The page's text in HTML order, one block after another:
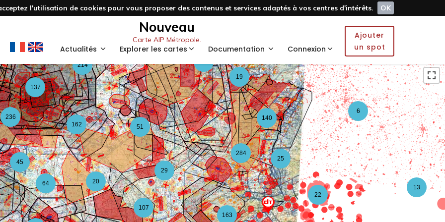
l'utilisation de cookies pour vous proposer des contenus et services adaptés à vos centres d'intérêts.
OK
Nouveau
Carte AIP Métropole.
Actualités Explorer les cartes Documentation Connexion
Ajouter
un spot
236
67
163
107
64
162
214
51
29
13
6
19
25
22
140
20
45
137
284